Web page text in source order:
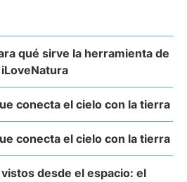
qué sirve la herramienta de
conecta el cielo con la tierra
conecta el cielo con la tierra
desde el espacio: el